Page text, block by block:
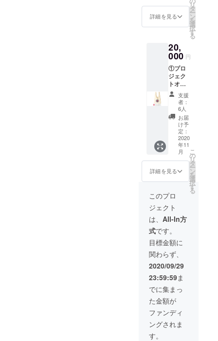
方は記
載する
入をお
願いし
ます。
備考欄
にお名
前の記
入がな
い場合
は記載
されま
せんの
でご注
意くだ
さい。
不適切
なお名
前の記
ださ
入りエ
コバッ
グ ・自
家焙煎
珈人 ド
リップ
バック3
個入り
・ガー
ヤちゃ
んサブ
レ5枚入
り ・越
谷ふあ
り 濃厚
チーズ
など3種
②「球
詠」オ
リジナ
ルス
カー4種
③「球
詠」オ
リジナ
ルクリ
アファ
イル4種
④モザ
イク
アート
にお名
前記載
※②・③
監修中
のた
め、デ
ザイ
ン・仕
様は変
詳細を見る
リ
タ
ー
ン
を
選
択
す
る
20,
000 円
①プロ
ジェク
トオリ
ジナル
越谷
グッズ
パック
【内
容】 ・
プロ
ジェク
トロゴ
入りエ
コバッ
グ ・か
けジャ
ム プ
レーン
(苺)×2
・自家
焙煎 珈
琲屋 珈
人 ド
リップ
バック
３個入
り×5 ・
ガーヤ
ちゃん
サブレ
10枚入
り ・越
谷ふあ
り 濃厚
支援
者：
6人
お届
け予
定：
2020
年11
月
詳細を見る
こ
の
リ
タ
ー
ン
を
選
択
す
る
このプロ
ジェクト
は、 All-In方
式です。
目標金額に
関わらず、
2020/09/29
23:59:59ま
でに集まっ
た金額が
ファンディ
ングされま
す。